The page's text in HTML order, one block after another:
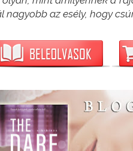
az esély, hogy